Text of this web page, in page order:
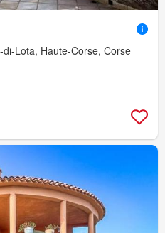
Lota, Haute-Corse, Corse